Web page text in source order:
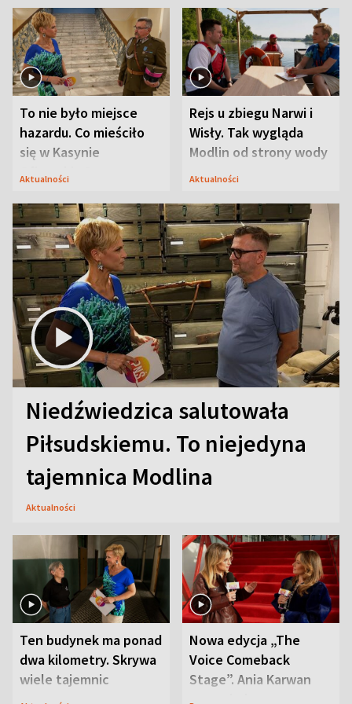
To nie było miejsce
hazardu. Co mieściło
się w Kasynie
Oficerskim?
Aktualności
Rejs u zbiegu Narwi i
Wisły. Tak wygląda
Modlin od strony wody
Aktualności
Niedźwiedzica salutowała
Piłsudskiemu. To niejedyna
tajemnica Modlina
Aktualności
Ten budynek ma ponad
dwa kilometry. Skrywa
wiele tajemnic
Nowa edycja „The
Voice Comeback
Stage”. Ania Karwan
zapowiada